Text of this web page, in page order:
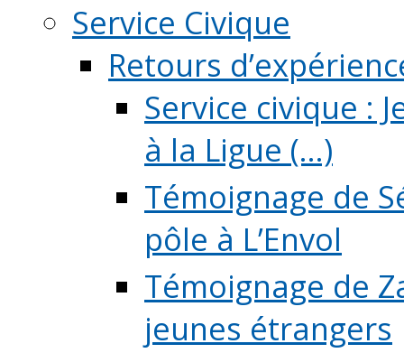
Service Civique
Retours
Service civique :
à la Ligue (...)
Témoignage de
pôle à L’Envol
Témoignage de
jeunes étrangers